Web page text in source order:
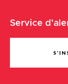
Service